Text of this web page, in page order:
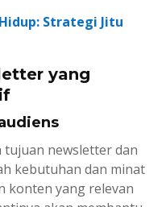
Strategi Jitu
yang
tujuan newsletterdan
kebutuhan dan minat
konten yang relevan